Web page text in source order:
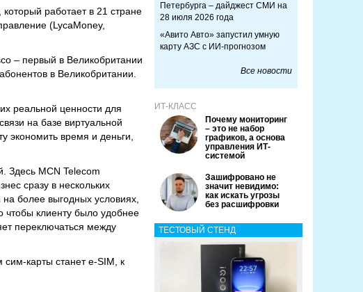
, который работает в 21 стране
(LycaMoney,
– первый в Великобритании
в Великобритании.
реальной ценности для
на базе виртуальной
экономить время и деньги,
Здесь MCN Telecom
сразу в нескольких
более выгодных условиях,
чтобы клиенту было удобнее
переключаться между
карты станет e-SIM, к
Петербурга – дайджест СМИ на
28 июля 2026 года
«Авито Авто» запустил умную
карту АЗС с ИИ-прогнозом
Все новости
ИТ-КЛАСС
Почему мониторинг
– это не набор
графиков, а основа
управления ИТ-
системой
Зашифровано не
значит невидимо:
как искать угрозы
без расшифровки
ТЕСТОВЫЙ СТЕНД